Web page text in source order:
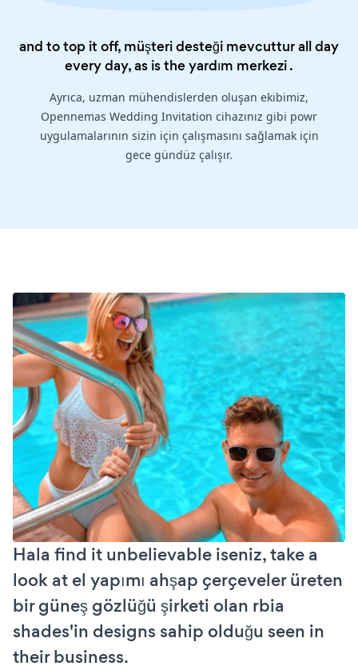
and to top it off, müşteri desteği mevcuttur all day
every day, as is theyardım merkezi.
Ayrıca, uzman mühendislerden oluşan ekibimiz,
Opennemas Wedding Invitation cihazınız gibi powr
uygulamalarının sizin için çalışmasını sağlamak için
gece gündüz çalışır.
Hala find it unbelievable iseniz, take a
look at el yapımı ahşap çerçeveler üreten
bir güneş gözlüğü şirketi olan rbia
shades'in designs sahip olduğu seen in
their business.